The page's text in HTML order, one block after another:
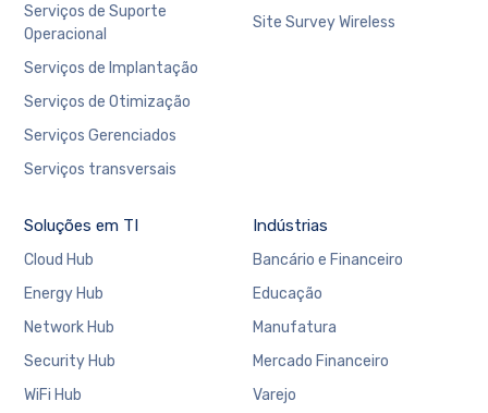
Serviços de Suporte
Operacional
Serviços de Implantação
Serviços de Otimização
Serviços Gerenciados
Serviços transversais
Site Survey Wireless
Soluções em TI
Cloud Hub
Energy Hub
Network Hub
Security Hub
WiFi Hub
Indústrias
Bancário e Financeiro
Educação
Manufatura
Mercado Financeiro
Varejo